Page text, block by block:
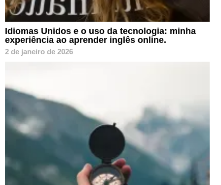
Idiomas Unidos e o uso da tecnologia: minha
experiência ao aprender inglês online.
2 de janeiro de 2026